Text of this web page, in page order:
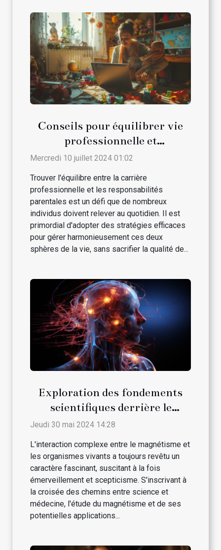
Conseils pour équilibrer vie
professionnelle et
responsabilités parentales
Mercredi 10 juillet 2024 01:02
Trouver l'équilibre entre la carrière
professionnelle et les responsabilités
parentales est un défi que de nombreux
individus doivent relever au quotidien. Il est
primordial d'adopter des stratégies efficaces
pour gérer harmonieusement ces deux
sphères de la vie, sans sacrifier la qualité de...
Exploration des fondements
scientifiques derrière le
magnétisme et son interaction
conventionnels
Jeudi 30 mai 2024 14:28
L'interaction complexe entre le magnétisme et
les organismes vivants a toujours revêtu un
caractère fascinant, suscitant à la fois
émerveillement et scepticisme. S'inscrivant à
la croisée des chemins entre science et
médecine, l'étude du magnétisme et de ses
potentielles applications...